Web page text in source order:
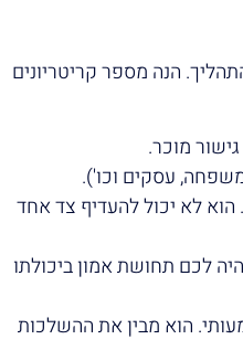
הנה מספר קריטריונים
מוכר.
עסקים וכו').
הוא לא יכול להעדיף צד אחד
לכם תחושת אמון ביכולתו
הוא מבין את ההשלכות